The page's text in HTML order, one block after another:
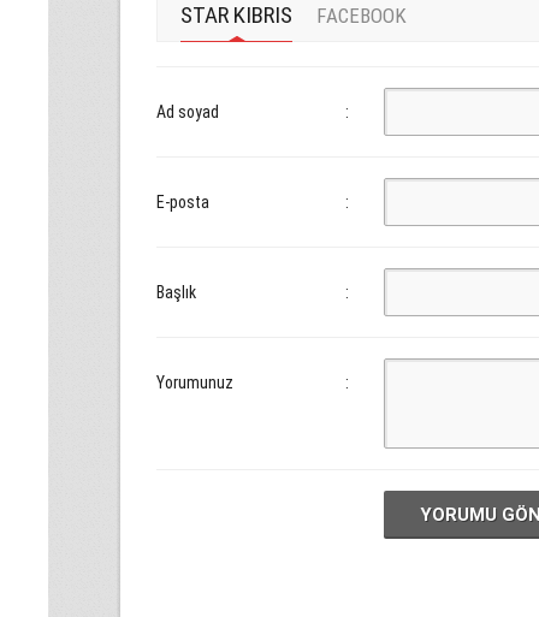
STAR KIBRIS FACEBOOK
Ad soyad :
E-posta :
Başlık :
Yorumunuz :
YORUMU